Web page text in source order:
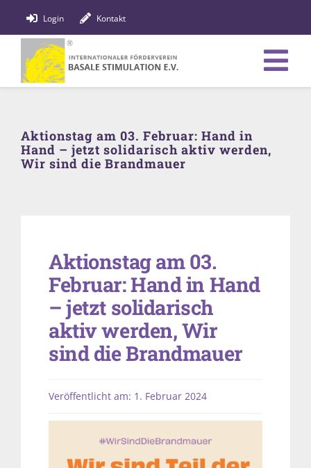
Inhalt
springen
Login Kontakt
Bildung
Aktionstag am 03. Februar: Hand in
Hand – jetzt solidarisch aktiv werden,
Wir sind die Brandmauer
Aktionstag am 03.
Februar: Hand in Hand
– jetzt solidarisch
aktiv werden, Wir
sind die Brandmauer
Veröffentlicht am: 1. Februar 2024